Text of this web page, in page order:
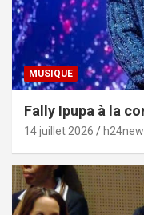
MUSIQUE
Fally Ipupa à la
14 juillet 2026